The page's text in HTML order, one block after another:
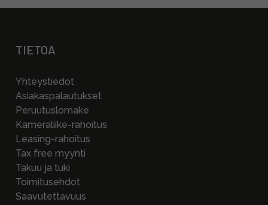
TIETOA
Yhteystiedot
Asiakaspalautukset
Peruutuslomake
Kameraliike-rahoitus
Leasing-rahoitus
Tax free myynti
Takuu ja tuki
Toimitusehdot
Saavutettavuus